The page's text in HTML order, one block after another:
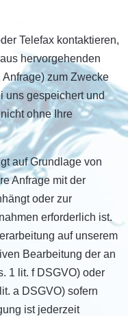
Telefax kontaktieren,
hervorgehenden
zum Zwecke
uns gespeichert und
ohne Ihre
auf Grundlage von
Anfrage mit der
oder zur
erforderlich ist.
auf unserem
Bearbeitung der an
1 lit. f DSGVO) oder
a DSGVO) sofern
ist jederzeit